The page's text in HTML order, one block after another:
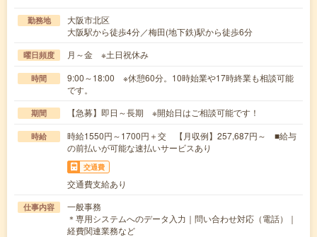
勤務地
大阪市北区
大阪駅から徒歩4分／梅田(地下鉄)駅から徒歩6分
曜日頻度 月～金 ※土日祝休み
時間
9:00～18:00 ※休憩60分。10時始業や17時終業も相談可能
です。
期間 【急募】即日～長期 ※開始日はご相談可能です！
時給
時給1550円～1700円＋交 【月収例】257,687円～ ■給与
の前払いが可能な速払いサービスあり
交通費
交通費支給あり
仕事内容
一般事務
＊専用システムへのデータ入力｜問い合わせ対応（電話）｜
経費関連業務など